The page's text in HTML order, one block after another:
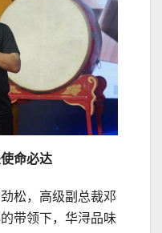
命必达
松，高级副总裁邓
带领下，华浔品味